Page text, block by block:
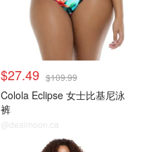
$27.49 $109.99
Colola Eclipse 女士比基尼泳
裤
@dealmoon.ca